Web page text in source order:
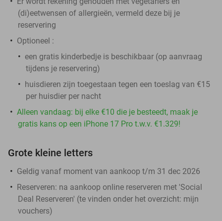
(di)eetwensen of allergieën, vermeld deze bij je
reservering
Optioneel :
een gratis kinderbedje is beschikbaar (op aanvraag
tijdens je reservering)
huisdieren zijn toegestaan tegen een toeslag van €15
per huisdier per nacht
Alleen vandaag: bij elke €10 die je besteedt, maak je
gratis kans op een iPhone 17 Pro t.w.v. €1.329!
Grote kleine letters
Geldig vanaf moment van aankoop t/m 31 dec 2026
Reserveren: na aankoop online reserveren met 'Social
Deal Reserveren' (te vinden onder het overzicht: mijn
vouchers)